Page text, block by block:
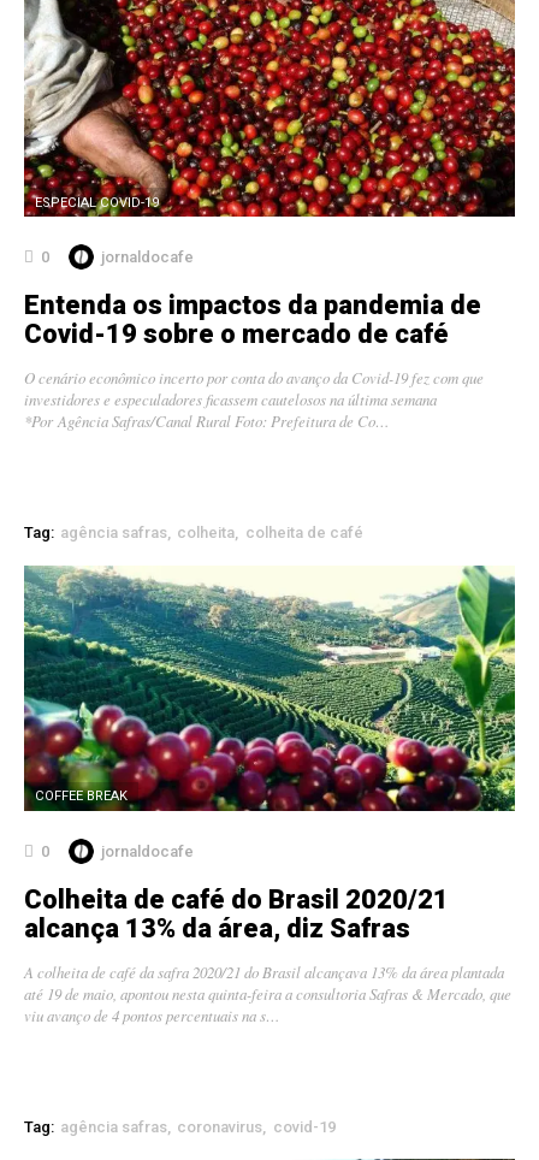
ESPECIAL COVID-19
0 jornaldocafe
Entenda os impactos da pandemia de
Covid-19 sobre o mercado de café
O cenário econômico incerto por conta do avanço da Covid-19 fez com que
investidores e especuladores ficassem cautelosos na última semana
*Por Agência Safras/Canal Rural Foto: Prefeitura de Co…
Tag: agência safras colheita colheita de café
COFFEE BREAK
0 jornaldocafe
Colheita de café do Brasil 2020/21
alcança 13% da área, diz Safras
A colheita de café da safra 2020/21 do Brasil alcançava 13% da área plantada
até 19 de maio, apontou nesta quinta-feira a consultoria Safras & Mercado, que
viu avanço de 4 pontos percentuais na s…
Tag: agência safras coronavirus covid-19